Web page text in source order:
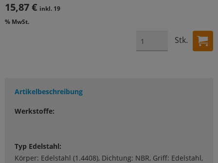
15,87 € inkl. 19
% MwSt.
Stk.
Artikelbeschreibung
Werkstoffe:
Typ Edelstahl:
Körper: Edelstahl (1.4408), Dichtung: NBR, Griff: Edelstahl,